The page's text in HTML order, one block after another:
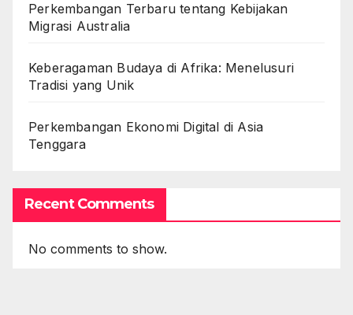
Perkembangan Terbaru tentang Kebijakan
Migrasi Australia
Keberagaman Budaya di Afrika: Menelusuri
Tradisi yang Unik
Perkembangan Ekonomi Digital di Asia
Tenggara
Recent Comments
No comments to show.